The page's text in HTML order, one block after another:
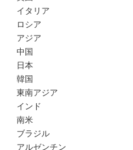
イタリア
ロシア
アジア
中国
日本
韓国
東南アジア
インド
南米
ブラジル
アルゼンチン